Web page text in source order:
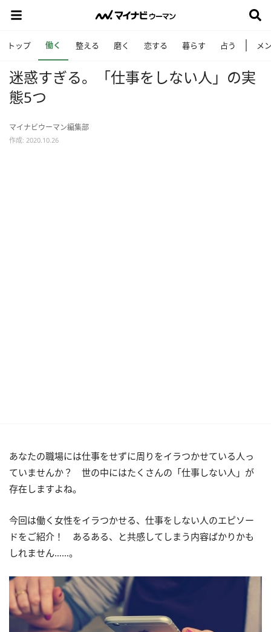
トップ 働く 整える 磨く 恋する 暮らす 占う メ
迷惑すぎる。「仕事をしない人」の実
態5つ
マイナビウーマン編集部
作成: 2020.10.26
あなたの職場には仕事をせずに周りをイラつかせている人っ
ていませんか？ 世の中にはたくさんの「仕事しない人」が
存在しますよね。
今回は働く女性をイラつかせる、仕事をしない人のエピソー
ドをご紹介！ あるある、と共感してしまう内容ばかりかも
しれません……。